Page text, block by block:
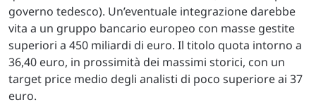
governo tedesco). Un’eventuale integrazione darebbe
vita a un gruppo bancario europeo con masse gestite
superiori a 450 miliardi di euro. Il titolo quota intorno a
36,40 euro, in prossimità dei massimi storici, con un
target price medio degli analisti di poco superiore ai 37
euro.